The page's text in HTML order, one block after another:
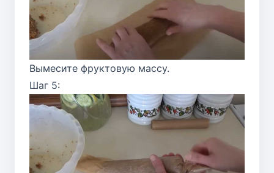
Вымесите фруктовую массу.
Шаг 5: